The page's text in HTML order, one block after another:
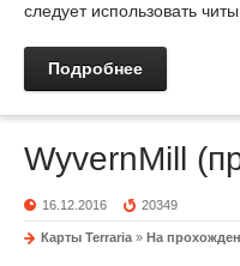
следует использовать
Подробнее
WyvernMill
16.12.2016 20349
Карты Terraria » На